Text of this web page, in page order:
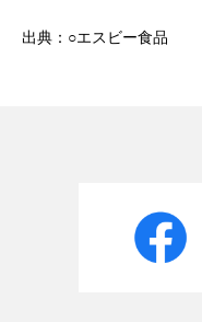
出典：○エスビー食品